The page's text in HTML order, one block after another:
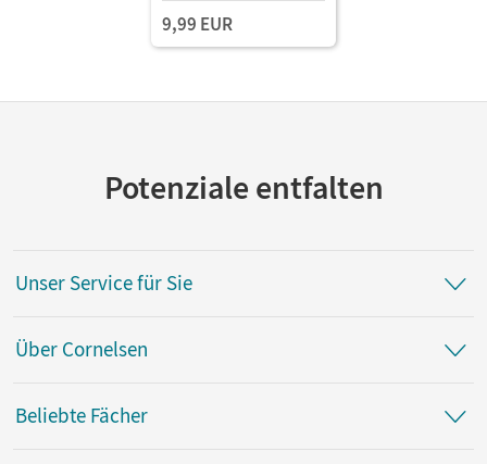
9,99 EUR
Potenziale entfalten
Unser Service für Sie
Über Cornelsen
Beliebte Fächer